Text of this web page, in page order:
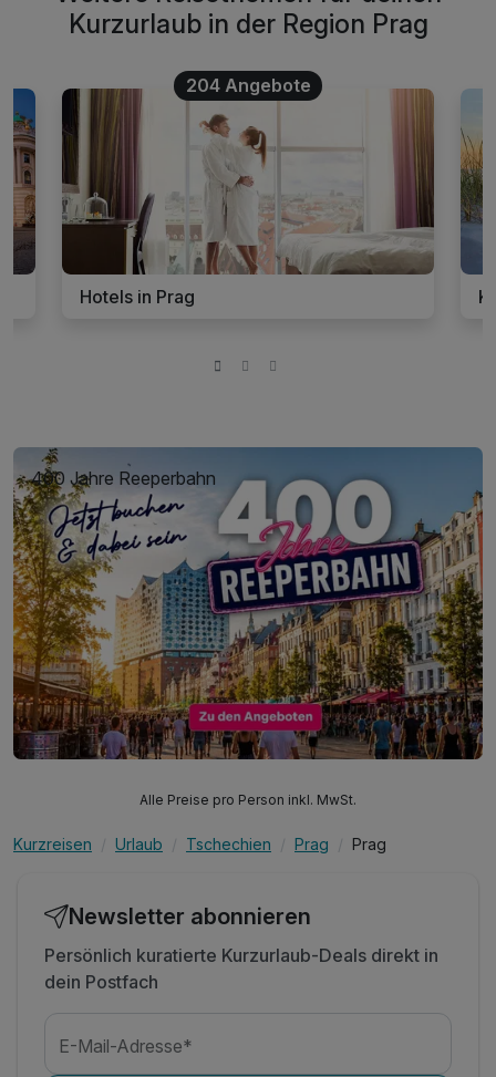
Kurzurlaub in der Region Prag
204 Angebote
Hotels in Prag
400 Jahre Reeperbahn
Alle Preise pro Person inkl. MwSt.
Kurzreisen Urlaub Tschechien Prag Prag
Newsletter abonnieren
Persönlich kuratierte Kurzurlaub-Deals direkt in
dein Postfach
E-Mail-Adresse*